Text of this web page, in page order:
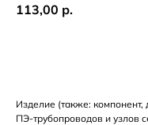
113,00 р.
Изделие (также:
ПЭ-трубопроводов и узлов